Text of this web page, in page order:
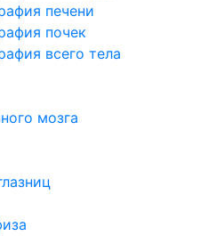
печени
почек
всего тела
мозга